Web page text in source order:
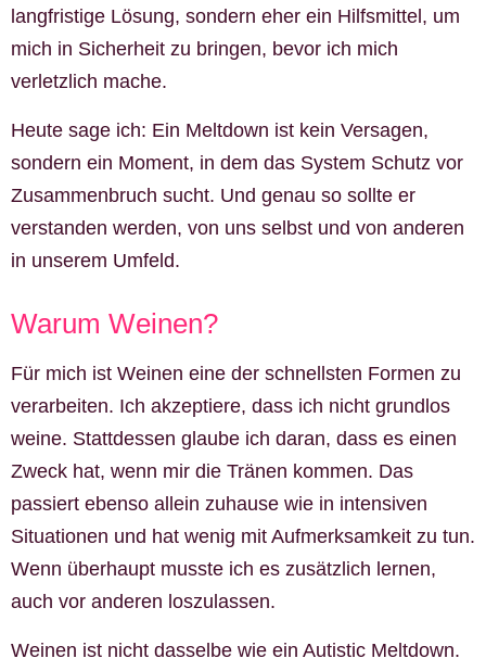
langfristige Lösung, sondern eher ein Hilfsmittel, um
mich in Sicherheit zu bringen, bevor ich mich
verletzlich mache.
Heute sage ich: Ein Meltdown ist kein Versagen,
sondern ein Moment, in dem das System Schutz vor
Zusammenbruch sucht. Und genau so sollte er
verstanden werden, von uns selbst und von anderen
in unserem Umfeld.
Warum Weinen?
Für mich ist Weinen eine der schnellsten Formen zu
verarbeiten. Ich akzeptiere, dass ich nicht grundlos
weine. Stattdessen glaube ich daran, dass es einen
Zweck hat, wenn mir die Tränen kommen. Das
passiert ebenso allein zuhause wie in intensiven
Situationen und hat wenig mit Aufmerksamkeit zu tun.
Wenn überhaupt musste ich es zusätzlich lernen,
auch vor anderen loszulassen.
Weinen ist nicht dasselbe wie ein Autistic Meltdown.